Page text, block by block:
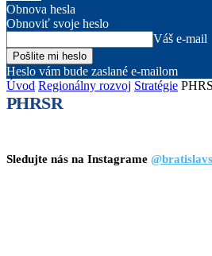
Obnova hesla
Obnoviť svoje heslo
Váš e-mail
Heslo vám bude zaslané e-mailom
Úvod Regionálny rozvoj Stratégie
PHRSR
Sledujte nás na Instagrame